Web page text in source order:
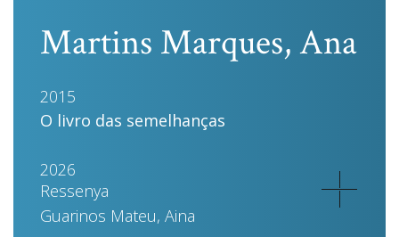
Martins Marques, Ana
2015
O livro das semelhanças
2026
Ressenya
Guarinos Mateu, Aina